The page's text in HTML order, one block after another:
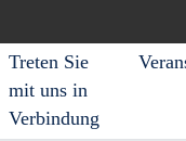
Treten Sie
mit uns in
Verbindung